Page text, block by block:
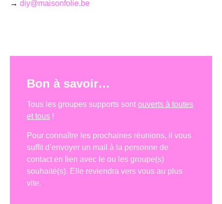
→ diy@maisonfolie.be
Bon à savoir…
Tous les groupes supports sont ouverts à toutes
et tous !
Pour connaître les prochaines réunions, il vous
suffit d’envoyer un mail à la personne de
contact en lien avec le ou les groupe(s)
souhaité(s). Elle reviendra vers vous au plus
vite.